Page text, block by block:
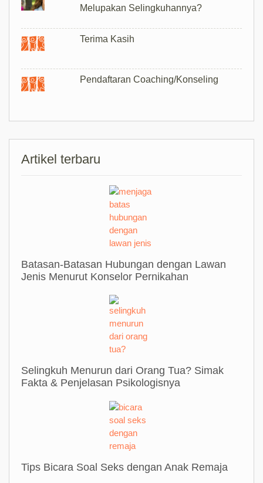
Melupakan Selingkuhannya?
Terima Kasih
Pendaftaran Coaching/Konseling
Artikel terbaru
Batasan-Batasan Hubungan dengan Lawan
Jenis Menurut Konselor Pernikahan
Selingkuh Menurun dari Orang Tua? Simak
Fakta & Penjelasan Psikologisnya
Tips Bicara Soal Seks dengan Anak Remaja